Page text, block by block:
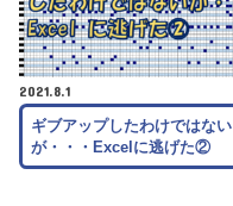
2021.8.1
ギブアップしたわけではない
が・・・Excelに逃げた②